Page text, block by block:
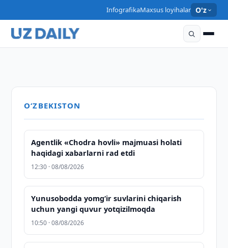
InfografikaMaxsus loyihalar O'z
Prezidentga kadastr tizimini isloh qilish
bo'yicha taqdimot qilindi
10:09 · 05/08/2026
Prezidentga davlat xizmatchilarining mehnatiga haq
to'lashning yangi tizimi taqdim etildi
10:05 · 05/08/2026
LIVE: «Samarkand-2028» sun’iy yo‘ldoshining
uchirilishi
O‘ZBEKISTON
Agentlik «Chodra hovli» majmuasi holati
haqidagi xabarlarni rad etdi
12:30 · 08/08/2026
Yunusobodda yomg‘ir suvlarini chiqarish
uchun yangi quvur yotqizilmoqda
10:50 · 08/08/2026